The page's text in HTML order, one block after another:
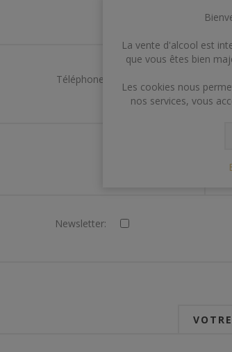
Téléphone:
Newsletter:
La vente d'alcool est
que vous êtes bien
Les cookies nous
nos services, vous